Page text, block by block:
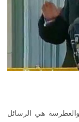
هي الرسائل